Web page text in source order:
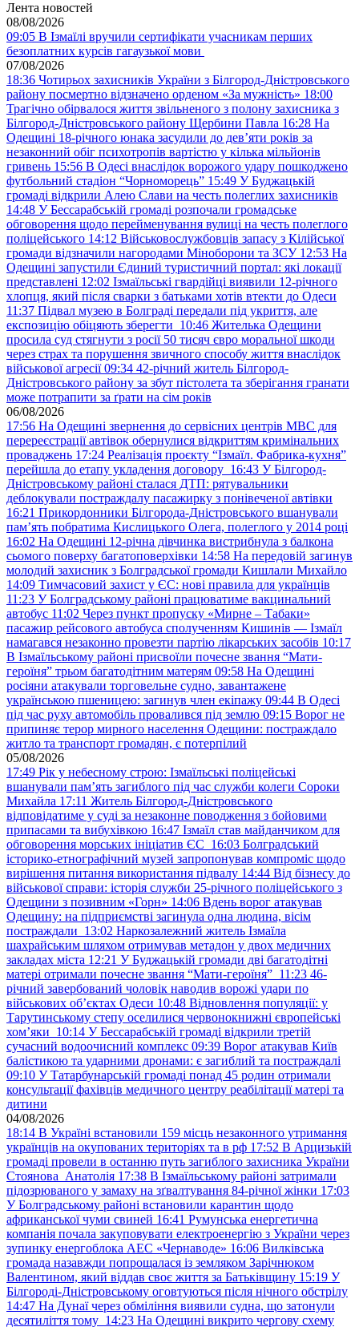
Лента новостей
08/08/2026
09:05 В Ізмаїлі вручили сертифікати учасникам перших
безоплатних курсів гагаузької мови
07/08/2026
18:36 Чотирьох захисників України з Білгород-Дністровського
району посмертно відзначено орденом «За мужність» 18:00
Трагічно обірвалося життя звільненого з полону захисника з
Білгород-Дністровського району Щербини Павла 16:28 На
Одещині 18-річного юнака засудили до дев’яти років за
незаконний обіг психотропів вартістю у кілька мільйонів
гривень 15:56 В Одесі внаслідок ворожого удару пошкоджено
футбольний стадіон “Чорноморець” 15:49 У Буджацькій
громаді відкрили Алею Слави на честь полеглих захисників
14:48 У Бессарабській громаді розпочали громадське
обговорення щодо перейменування вулиці на честь полеглого
поліцейського 14:12 Військовослужбовців запасу з Кілійської
громади відзначили нагородами Міноборони та ЗСУ 12:53 На
Одещині запустили Єдиний туристичний портал: які локації
представлені 12:02 Ізмаїльські гвардійці виявили 12-річного
хлопця, який після сварки з батьками хотів втекти до Одеси
11:37 Підвал музею в Болграді передали під укриття, але
експозицію обіцяють зберегти 10:46 Жителька Одещини
просила суд стягнути з росії 50 тисяч євро моральної шкоди
через страх та порушення звичного способу життя внаслідок
військової агресії 09:34 42-річний житель Білгород-
Дністровського району за збут пістолета та зберігання гранати
може потрапити за ґрати на сім років
06/08/2026
17:56 На Одещині звернення до сервісних центрів МВС для
перереєстрації автівок обернулися відкриттям кримінальних
проваджень 17:24 Реалізація проєкту “Ізмаїл. Фабрика-кухня”
перейшла до етапу укладення договору 16:43 У Білгород-
Дністровському районі сталася ДТП: рятувальники
деблокували постраждалу пасажирку з понівеченої автівки
16:21 Прикордонники Білгорода-Дністровського вшанували
пам’ять побратима Кислицького Олега, полеглого у 2014 році
16:02 На Одещині 12-річна дівчинка вистрибнула з балкона
сьомого поверху багатоповерхівки 14:58 На передовій загинув
молодий захисник з Болградської громади Кишлали Михайло
14:09 Тимчасовий захист у ЄС: нові правила для українців
11:23 У Болградському районі працюватиме вакцинальний
автобус 11:02 Через пункт пропуску «Мирне – Табаки»
пасажир рейсового автобуса сполученням Кишинів — Ізмаїл
намагався незаконно провезти партію лікарських засобів 10:17
В Ізмаїльському районі присвоїли почесне звання “Мати-
героїня” трьом багатодітним матерям 09:58 На Одещині
росіяни атакували торговельне судно, завантажене
українською пшеницею: загинув член екіпажу 09:44 В Одесі
під час руху автомобіль провалився під землю 09:15 Ворог не
припиняє терор мирного населення Одещини: постраждало
житло та транспорт громадян, є потерпілий
05/08/2026
17:49 Рік у небесному строю: Ізмаїльські поліцейські
вшанували пам’ять загиблого під час служби колеги Сороки
Михайла 17:11 Житель Білгород-Дністровського
відповідатиме у суді за незаконне поводження з бойовими
припасами та вибухівкою 16:47 Ізмаїл став майданчиком для
обговорення морських ініціатив ЄС 16:03 Болградський
історико-етнографічний музей запропонував компроміс щодо
вирішення питання використання підвалу 14:44 Від бізнесу до
військової справи: історія служби 25-річного поліцейського з
Одещини з позивним «Горн» 14:06 Вдень ворог атакував
Одещину: на підприємстві загинула одна людина, вісім
постраждали 13:02 Наркозалежний житель Ізмаїла
шахрайським шляхом отримував метадон у двох медичних
закладах міста 12:21 У Буджацькій громади дві багатодітні
матері отримали почесне звання “Мати-героїня” 11:23 46-
річний завербований чоловік наводив ворожі удари по
військових обʼєктах Одеси 10:48 Відновлення популяції: у
Тарутинському степу оселилися червонокнижні європейські
хом’яки 10:14 У Бессарабській громаді відкрили третій
сучасний водоочисний комплекс 09:39 Ворог атакував Київ
балістикою та ударними дронами: є загиблий та постраждалі
09:10 У Татарбунарській громаді понад 45 родин отримали
консультації фахівців медичного центру реабілітації матері та
дитини
04/08/2026
18:14 В Україні встановили 159 місць незаконного утримання
українців на окупованих територіях та в рф 17:52 В Арцизькій
громаді провели в останню путь загиблого захисника України
Стоянова Анатолія 17:38 В Ізмаїльському районі затримали
підозрюваного у замаху на зґвалтування 84-річної жінки 17:03
У Болградському районі встановили карантин щодо
африканської чуми свиней 16:41 Румунська енергетична
компанія почала закуповувати електроенергію з України через
зупинку енергоблока АЕС «Чернаводе» 16:06 Вилківська
громада назавжди попрощалася із земляком Зарічнюком
Валентином, який віддав своє життя за Батьківщину 15:19 У
Білгороді-Дністровському оговтуються після нічного обстрілу
14:47 На Дунаї через обміління виявили судна, що затонули
десятиліття тому 14:23 На Одещині викрито чергову схему